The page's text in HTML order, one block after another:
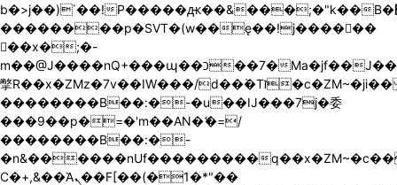
b�>j��)΄��!P�����ԫ��&���;�"k��B�޶�}
��������p�SVT�(w��ę��!j������
��x�;�-
m��@J����nQ+���պ��כ��7�Ma�jf��J��ͱ4j���Ѳ�
撆R��x�ZMz�7v��IW���/d��ٞ�Тז�c�ZM~�ji�� ߒ��sQz�����Ԡ��DW��3�De�n"��M�+/
��������B��:�-�u��IJ���7j�委
���9��p�=�'m��AN�ޭ�=/
��������B��:�-
�n&������nUf���������q��x�ZM~�
Ϲ�+,&��Ὰܢ��F[��(�1�*"��